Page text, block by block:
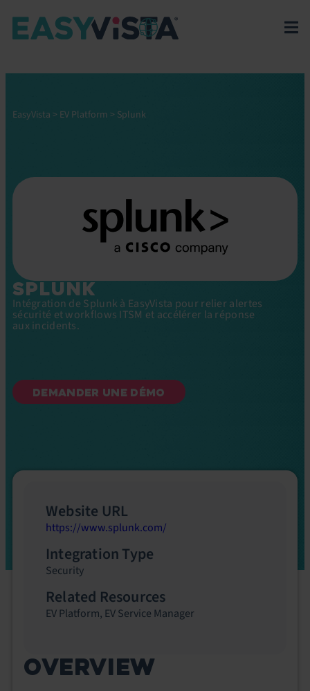
EasyVista > EV Platform > Splunk
SPLUNK
Intégration de Splunk à EasyVista pour relier alertes
sécurité et workflows ITSM et accélérer la réponse
aux incidents.
DEMANDER UNE DÉMO
OVERVIEW
Website URL
https://www.splunk.com/
Integration Type
Security
Related Resources
EV Platform, EV Service Manager